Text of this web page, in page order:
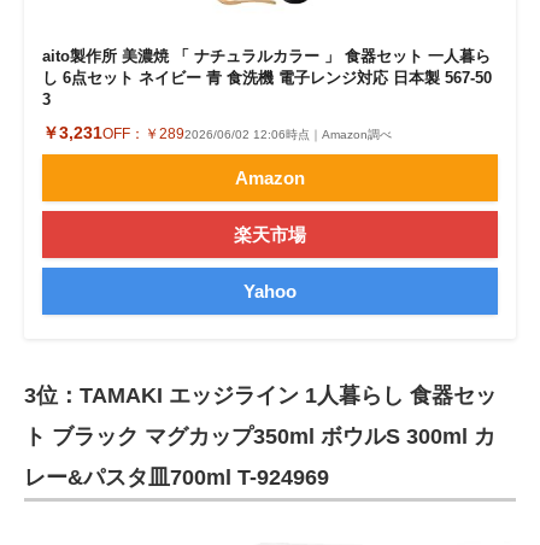
aito製作所 美濃焼 「 ナチュラルカラー 」 食器セット 一人暮ら
し 6点セット ネイビー 青 食洗機 電子レンジ対応 日本製 567-50
3
￥3,231OFF： ￥2892026/06/02 12:06時点｜Amazon調べ
Amazon
楽天市場
Yahoo
3位：TAMAKI エッジライン 1人暮らし 食器セッ
ト ブラック マグカップ350ml ボウルS 300ml カ
レー&パスタ皿700ml T-924969